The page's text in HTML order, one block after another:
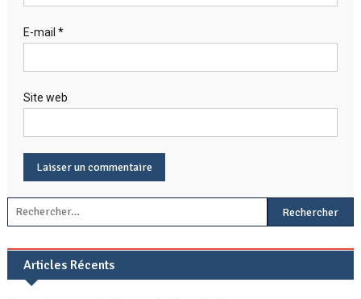
E-mail *
Site web
Rechercher :
Articles Récents